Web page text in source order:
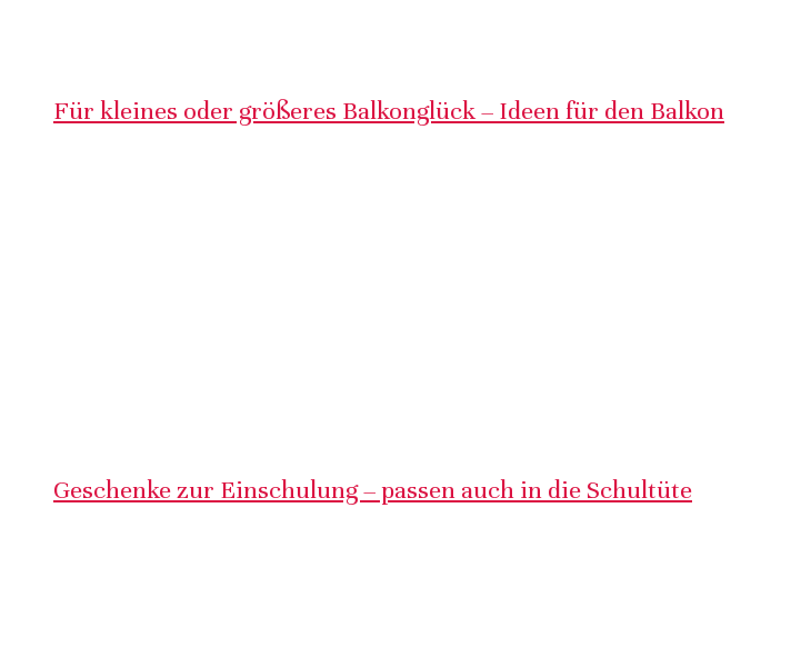
Für kleines oder größeres Balkonglück – Ideen für den Balkon
Geschenke zur Einschulung – passen auch in die Schultüte